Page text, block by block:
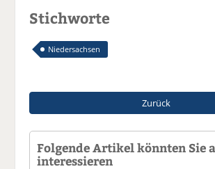
Stichworte
Niedersachsen
Zurück
Folgende Artikel könnten Sie
interessieren